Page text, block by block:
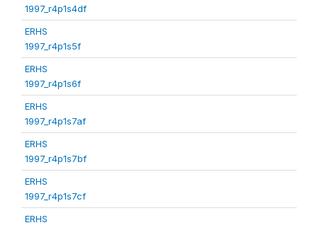
1997_r4p1s4df
ERHS
1997_r4p1s5f
ERHS
1997_r4p1s6f
ERHS
1997_r4p1s7af
ERHS
1997_r4p1s7bf
ERHS
1997_r4p1s7cf
ERHS